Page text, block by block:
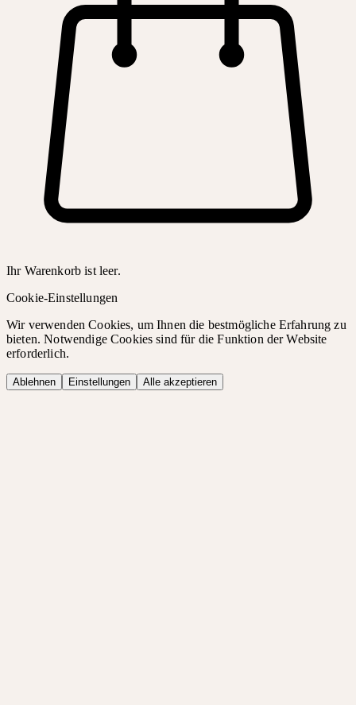
Ihr Warenkorb ist leer.
Cookie-Einstellungen
Wir verwenden Cookies, um Ihnen die bestmögliche Erfahrung zu
bieten. Notwendige Cookies sind für die Funktion der Website
erforderlich.
Ablehnen Einstellungen Alle akzeptieren